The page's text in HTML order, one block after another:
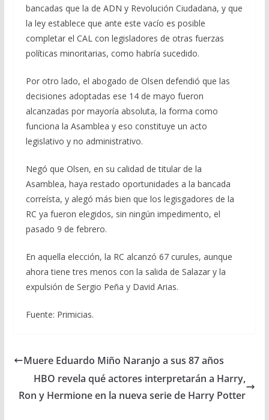
bancadas que la de ADN y Revolución Ciudadana, y que
la ley establece que ante este vacío es posible
completar el CAL con legisladores de otras fuerzas
políticas minoritarias, como habría sucedido.
Por otro lado, el abogado de Olsen defendió que las
decisiones adoptadas ese 14 de mayo fueron
alcanzadas por mayoría absoluta, la forma como
funciona la Asamblea y eso constituye un acto
legislativo y no administrativo.
Negó que Olsen, en su calidad de titular de la
Asamblea, haya restado oportunidades a la bancada
correísta, y alegó más bien que los legisgadores de la
RC ya fueron elegidos, sin ningún impedimento, el
pasado 9 de febrero.
En aquella elección, la RC alcanzó 67 curules, aunque
ahora tiene tres menos con la salida de Salazar y la
expulsión de Sergio Peña y David Arias.
Fuente: Primicias.
Muere Eduardo Miño Naranjo a sus 87 años
HBO revela qué actores interpretarán a Harry,
Ron y Hermione en la nueva serie de Harry Potter